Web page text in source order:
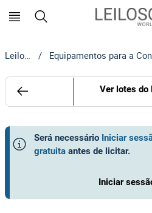
Leilosoc /
Ver lotes do
Será necessário Iniciar
gratuita antes de licitar.
Iniciar